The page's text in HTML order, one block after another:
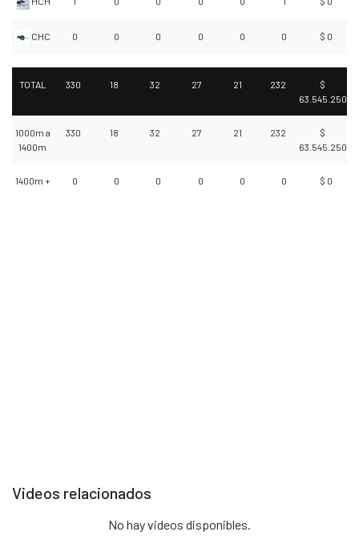
CHC 0 0 0 0 0 0 $ 0
TOTAL 330 18 32 27 21 232
$
63.545.250
1000m a
1400m
330 18 32 27 21 232
$
63.545.250
1400m + 0 0 0 0 0 0 $ 0
Videos relacionados
No hay videos disponibles.